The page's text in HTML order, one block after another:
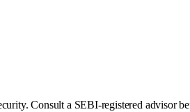
Consult a SEBI-registered advisor